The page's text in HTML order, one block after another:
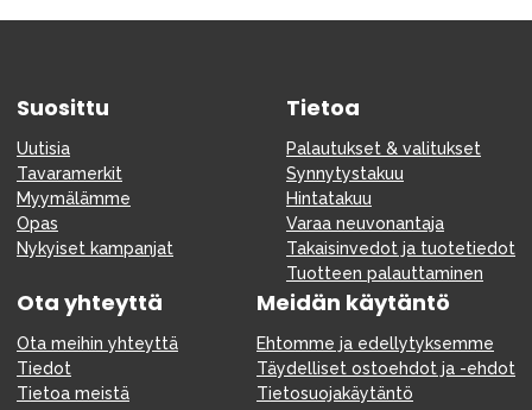
Suosittu
Uutisia
Tavaramerkit
Myymälämme
Opas
Nykyiset kampanjat
Tietoa
Palautukset & valitukset
Synnytystakuu
Hintatakuu
Varaa neuvonantaja
Takaisinvedot ja tuotetiedot
Tuotteen palauttaminen
Ota yhteyttä
Ota meihin yhteyttä
Tiedot
Tietoa meistä
Meidän käytäntö
Ehtomme ja edellytyksemme
Täydelliset ostoehdot ja -ehdot
Tietosuojakäytäntö